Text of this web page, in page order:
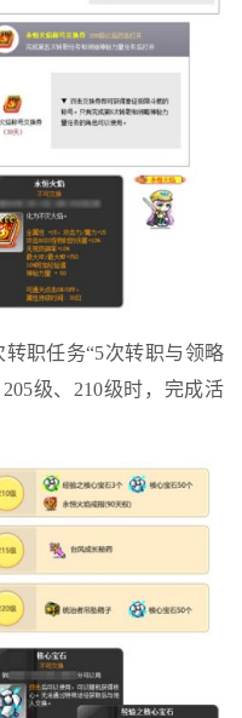
职任务“5次转职与领略
级、210级时，完成活